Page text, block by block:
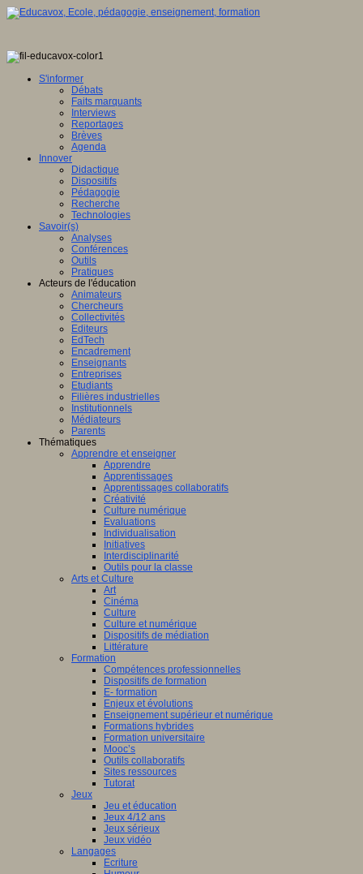
S'informer
Débats
Faits marquants
Interviews
Reportages
Brèves
Agenda
Innover
Didactique
Dispositifs
Pédagogie
Recherche
Technologies
Savoir(s)
Analyses
Conférences
Outils
Pratiques
Acteurs de l'éducation
Animateurs
Chercheurs
Collectivités
Editeurs
EdTech
Encadrement
Enseignants
Entreprises
Etudiants
Filières industrielles
Institutionnels
Médiateurs
Parents
Thématiques
Apprendre et enseigner
Apprendre
Apprentissages
Apprentissages collaboratifs
Créativité
Culture numérique
Evaluations
Individualisation
Initiatives
Interdisciplinarité
Outils pour la classe
Arts et Culture
Art
Cinéma
Culture
Culture et numérique
Dispositifs de médiation
Littérature
Formation
Compétences professionnelles
Dispositifs de formation
E- formation
Enjeux et évolutions
Enseignement supérieur et numérique
Formations hybrides
Formation universitaire
Mooc’s
Outils collaboratifs
Sites ressources
Tutorat
Jeux
Jeu et éducation
Jeux 4/12 ans
Jeux sérieux
Jeux vidéo
Langages
Ecriture